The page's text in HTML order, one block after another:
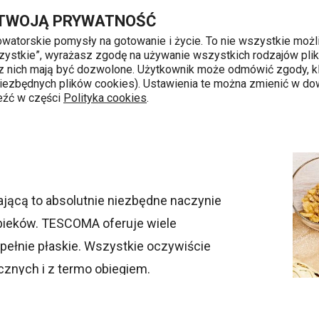
PRYWATNOŚĆ
pomysły na gotowanie i życie. To nie wszystkie
wyrażasz zgodę na używanie wszystkich rodzajów
mają być dozwolone. Użytkownik może odmówić zgody,
plików cookies). Ustawienia te można zmienić w
w części Polityka cookies.
Przejdź do głównej zawartości
Przejdź do wyszukiwania
Przejdź do nawigacji
od 8 do 16
to absolutnie niezbędne naczynie
TESCOMA oferuje wiele
płaskie. Wszystkie oczywiście
i z termo obiegiem.